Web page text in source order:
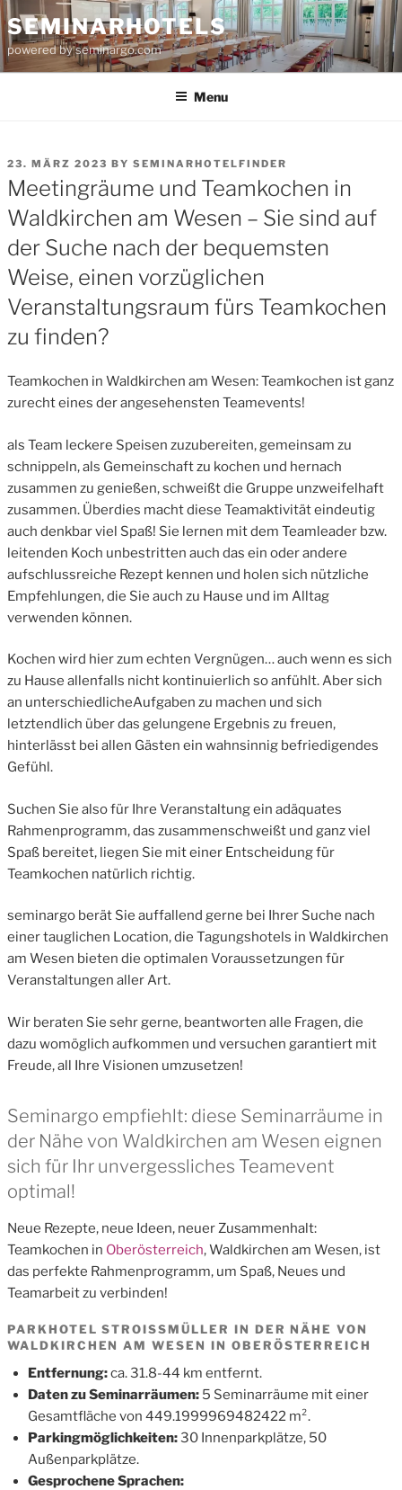
Skip
to
content
SEMINARHOTELS
powered by seminargo.com
Menu
POSTED
ON
23. MÄRZ 2023 BY SEMINARHOTELFINDER
Meetingräume und Teamkochen in
Waldkirchen am Wesen – Sie sind auf
der Suche nach der bequemsten
Weise, einen vorzüglichen
Veranstaltungsraum fürs Teamkochen
zu finden?
Teamkochen in Waldkirchen am Wesen: Teamkochen ist ganz
zurecht eines der angesehensten Teamevents!
als Team leckere Speisen zuzubereiten, gemeinsam zu
schnippeln, als Gemeinschaft zu kochen und hernach
zusammen zu genießen, schweißt die Gruppe unzweifelhaft
zusammen. Überdies macht diese Teamaktivität eindeutig
auch denkbar viel Spaß! Sie lernen mit dem Teamleader bzw.
leitenden Koch unbestritten auch das ein oder andere
aufschlussreiche Rezept kennen und holen sich nützliche
Empfehlungen, die Sie auch zu Hause und im Alltag
verwenden können.
Kochen wird hier zum echten Vergnügen… auch wenn es sich
zu Hause allenfalls nicht kontinuierlich so anfühlt. Aber sich
an unterschiedlicheAufgaben zu machen und sich
letztendlich über das gelungene Ergebnis zu freuen,
hinterlässt bei allen Gästen ein wahnsinnig befriedigendes
Gefühl.
Suchen Sie also für Ihre Veranstaltung ein adäquates
Rahmenprogramm, das zusammenschweißt und ganz viel
Spaß bereitet, liegen Sie mit einer Entscheidung für
Teamkochen natürlich richtig.
seminargo berät Sie auffallend gerne bei Ihrer Suche nach
einer tauglichen Location, die Tagungshotels in Waldkirchen
am Wesen bieten die optimalen Voraussetzungen für
Veranstaltungen aller Art.
Wir beraten Sie sehr gerne, beantworten alle Fragen, die
dazu womöglich aufkommen und versuchen garantiert mit
Freude, all Ihre Visionen umzusetzen!
Seminargo empfiehlt: diese Seminarräume in
der Nähe von Waldkirchen am Wesen eignen
sich für Ihr unvergessliches Teamevent
optimal!
Neue Rezepte, neue Ideen, neuer Zusammenhalt:
Teamkochen in Oberösterreich, Waldkirchen am Wesen, ist
das perfekte Rahmenprogramm, um Spaß, Neues und
Teamarbeit zu verbinden!
PARKHOTEL STROISSMÜLLER IN DER NÄHE VON
WALDKIRCHEN AM WESEN IN OBERÖSTERREICH
Entfernung:ca. 31.8-44 km entfernt.
Daten zu Seminarräumen: 5 Seminarräume mit einer
Gesamtfläche von 449.1999969482422 m².
Parkingmöglichkeiten:30 Innenparkplätze, 50
Außenparkplätze.
Gesprochene Sprachen: